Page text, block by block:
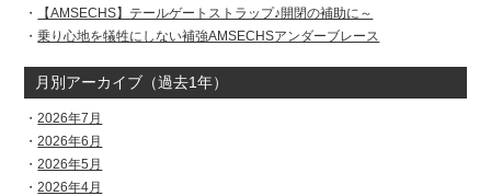
【AMSECHS】テールゲートストラップ♪開閉の補助に～
乗り心地を犠牲にしない補強AMSECHSアンダーブレース
月別アーカイブ（過去1年）
2026年7月
2026年6月
2026年5月
2026年4月